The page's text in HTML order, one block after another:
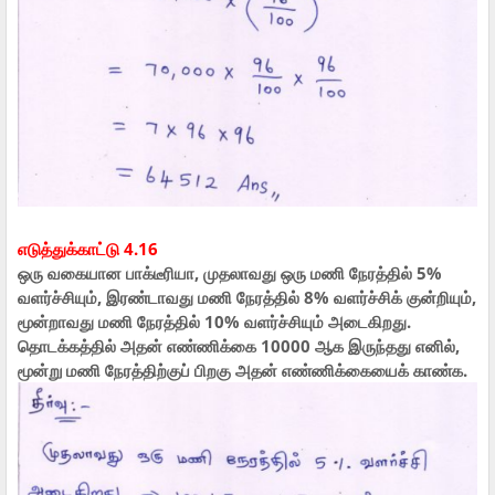
எடுத்துக்காட்டு 4.16
ஒரு வகையான பாக்டீரியா, முதலாவது ஒரு மணி நேரத்தில் 5%
வளர்ச்சியும், இரண்டாவது மணி நேரத்தில் 8% வளர்ச்சிக் குன்றியும்,
மூன்றாவது மணி நேரத்தில் 10% வளர்ச்சியும் அடைகிறது.
தொடக்கத்தில் அதன் எண்ணிக்கை 10000 ஆக இருந்தது எனில்,
மூன்று மணி நேரத்திற்குப் பிறகு அதன் எண்ணிக்கையைக் காண்க.